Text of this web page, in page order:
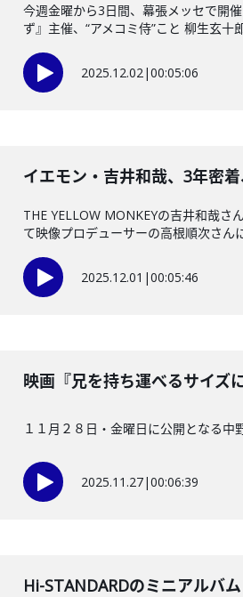
今週金曜から3日間、幕張メッセで開
ず』主催、“アメコミ侍”こと 柳生玄十
2025.12.02|00:05:06
イエモン・吉井和哉、3年密
THE YELLOW MONKEYの吉井和哉
て映像プロデューサーの高根順次さん
2025.12.01 |00:05:46
映画『兄を持ち運べるサイズ
１１月２８日・金曜日に公開となる
2025.11.27|00:06:39
Hi-STANDARDのミニアルバ